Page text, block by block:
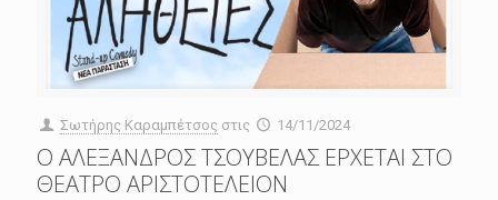
Σωτήρης Καραμπέτσος στις 14/11/2024
Ο ΑΛΕΞΑΝΔΡΟΣ ΤΣΟΥΒΕΛΑΣ ΕΡΧΕΤΑΙ ΣΤΟ
ΘΕΑΤΡΟ ΑΡΙΣΤΟΤΕΛΕΙΟΝ